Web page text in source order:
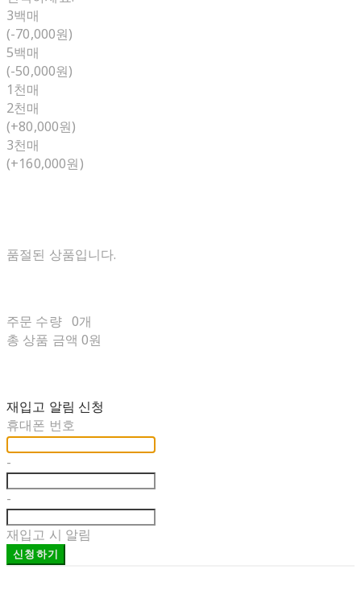
3백매
(-70,000원)
5백매
(-50,000원)
1천매
2천매
(+80,000원)
3천매
(+160,000원)
품절된 상품입니다.
주문 수량 0개
총 상품 금액 0원
재입고 알림 신청
휴대폰 번호
-
-
재입고 시 알림
신청하기